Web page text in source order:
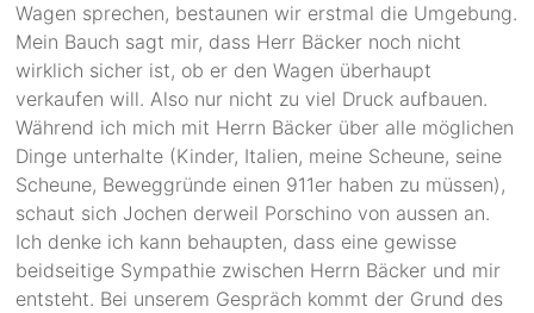
Wagen sprechen, bestaunen wir erstmal die Umgebung.
Mein Bauch sagt mir, dass Herr Bäcker noch nicht
wirklich sicher ist, ob er den Wagen überhaupt
verkaufen will. Also nur nicht zu viel Druck aufbauen.
Während ich mich mit Herrn Bäcker über alle möglichen
Dinge unterhalte (Kinder, Italien, meine Scheune, seine
Scheune, Beweggründe einen 911er haben zu müssen),
schaut sich Jochen derweil Porschino von aussen an.
Ich denke ich kann behaupten, dass eine gewisse
beidseitige Sympathie zwischen Herrn Bäcker und mir
entsteht. Bei unserem Gespräch kommt der Grund des